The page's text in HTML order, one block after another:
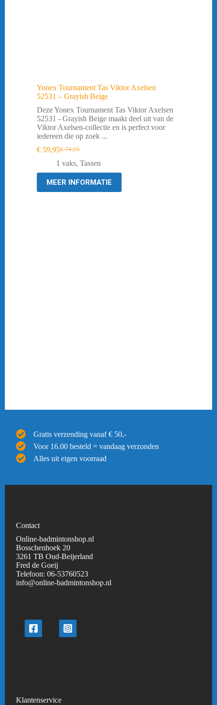
Yonex Tournament Tas Viktor Axelsen
52531 – Grayish Beige
Deze Yonex Tournament Tas Viktor Axelsen
52531 - Grayish Beige maakt deel uit van de
Viktor Axelsen-collectie en is perfect voor
iedereen die op zoek ...
€74,95
Oorspronkelijke
prijs
€ 74,95.
€ 59,95Huidige
prijs
€ 59,95.
1 vaks, Tassen
MEER INFORMATIE
Gratis verzending vanaf € 50,-
Voor 16.00 besteld = vandaag verzonden
Alles uit eigen voorraad
Contact
Online-badmintonshop.nl
Bosschenhoek 20
3261 TB Oud-Beijerland
Fred de Goeij
Telefoon:06-53760523
info@online-badmintonshop.nl
Klantenservice